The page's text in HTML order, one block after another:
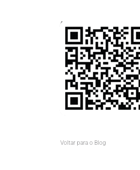
Acesse nosso catálogo:
Voltar para o Blog